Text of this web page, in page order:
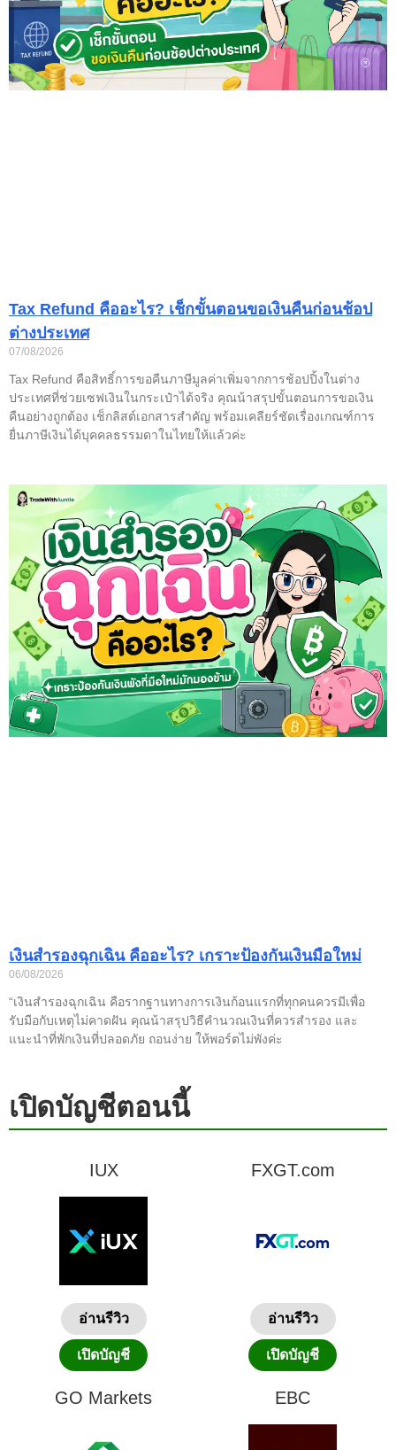
Tax Refund คืออะไร? เช็กขั้นตอนขอเงินคืนก่อนช้อป
ต่างประเทศ
07/08/2026
Tax Refund คือสิทธิ์การขอคืนภาษีมูลค่าเพิ่มจากการช้อปปิ้งในต่าง
ประเทศที่ช่วยเซฟเงินในกระเป๋าได้จริง คุณน้าสรุปขั้นตอนการขอเงิน
คืนอย่างถูกต้อง เช็กลิสต์เอกสารสำคัญ พร้อมเคลียร์ชัดเรื่องเกณฑ์การ
ยื่นภาษีเงินได้บุคคลธรรมดาในไทยให้แล้วค่ะ
เงินสำรองฉุกเฉิน คืออะไร? เกราะป้องกันเงินมือใหม่
06/08/2026
“เงินสำรองฉุกเฉิน คือรากฐานทางการเงินก้อนแรกที่ทุกคนควรมีเพื่อ
รับมือกับเหตุไม่คาดฝัน คุณน้าสรุปวิธีคำนวณเงินที่ควรสำรอง และ
แนะนำที่พักเงินที่ปลอดภัย ถอนง่าย ให้พอร์ตไม่พังค่ะ
เปิดบัญชีตอนนี้
IUX
อ่านรีวิว
เปิดบัญชี
FXGT.com
อ่านรีวิว
เปิดบัญชี
GO Markets EBC